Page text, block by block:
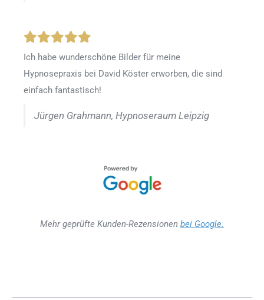
Ich habe wunderschöne Bilder für meine
Hypnosepraxis bei David Köster erworben, die sind
einfach fantastisch!
Jürgen Grahmann, Hypnoseraum Leipzig
Mehr geprüfte Kunden-Rezensionen bei Google.